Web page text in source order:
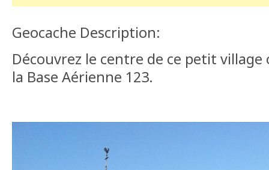
Geocache Description:
Découvrez le centre de ce petit
la Base Aérienne 123.